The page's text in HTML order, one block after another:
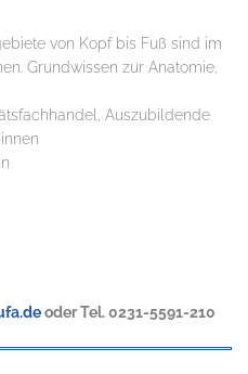
von Kopf bis Fuß sind im
Grundwissen zur Anatomie,
Auszubildende
oder Tel. 0231-5591-210